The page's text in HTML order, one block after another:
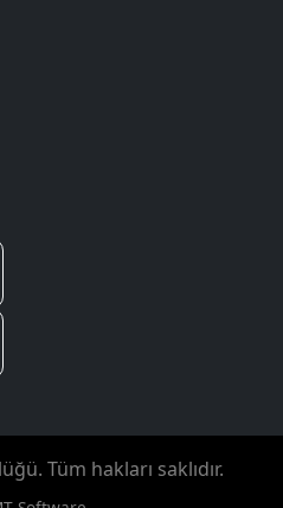
Tüm hakları saklıdır.